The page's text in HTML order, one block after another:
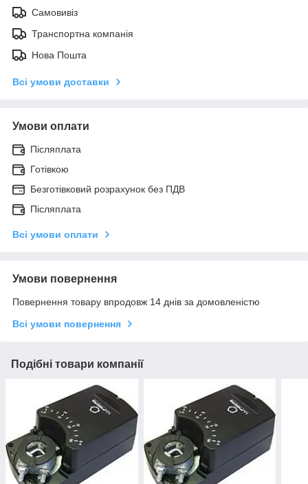
Самовивіз
Транспортна компанія
Нова Пошта
Всі умови доставки
Умови оплати
Післяплата
Готівкою
Безготівковий розрахунок без ПДВ
Післяплата
Всі умови оплати
Умови повернення
Повернення товару впродовж 14 днів за домовленістю
Всі умови повернення
Подібні товари компанії